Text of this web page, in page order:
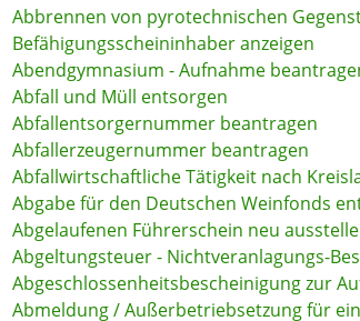
Abbrennen von pyrotechnischen
Befähigungsscheininhaber anzeigen
Abendgymnasium - Aufnahme
Abfall und Müll entsorgen
Abfallentsorgernummer beantragen
Abfallerzeugernummer beantragen
Abfallwirtschaftliche Tätigkeit nach
Abgabe für den Deutschen Weinfonds
Abgelaufenen Führerschein neu
Abgeltungsteuer - Nichtveranlagungs-
Abgeschlossenheitsbescheinigung zur
Abmeldung / Außerbetriebsetzung für